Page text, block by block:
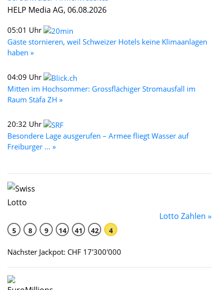
HELP Media AG, 06.08.2026
05:01 Uhr
Gäste stornieren, weil Schweizer Hotels keine Klimaanlagen
haben »
04:09 Uhr
Mitten im Hochsommer: Grossflächiger Stromausfall im
Raum Stäfa ZH »
20:32 Uhr
Besondere Lage ausgerufen – Armee fliegt Wasser auf
Freiburger ... »
Lotto Zahlen »
5 8 9 14 41 42 4
Nächster Jackpot: CHF 17'300'000